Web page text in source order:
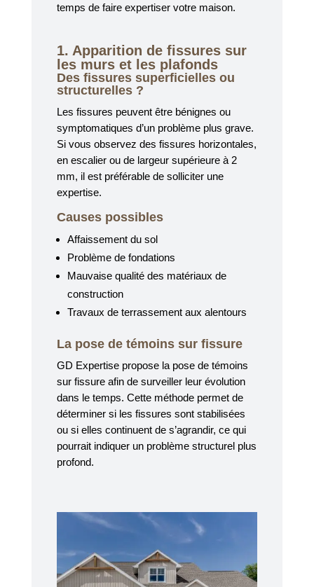
temps de faire expertiser votre maison.
1. Apparition de fissures sur
les murs et les plafonds
Des fissures superficielles ou
structurelles ?
Les fissures peuvent être bénignes ou
symptomatiques d’un problème plus grave.
Si vous observez des fissures horizontales,
en escalier ou de largeur supérieure à 2
mm, il est préférable de solliciter une
expertise.
Causes possibles
Affaissement du sol
Problème de fondations
Mauvaise qualité des matériaux de
construction
Travaux de terrassement aux alentours
La pose de témoins sur fissure
GD Expertise propose la pose de témoins
sur fissure afin de surveiller leur évolution
dans le temps. Cette méthode permet de
déterminer si les fissures sont stabilisées
ou si elles continuent de s’agrandir, ce qui
pourrait indiquer un problème structurel plus
profond.